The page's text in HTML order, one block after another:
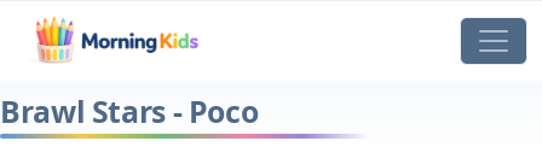
Brawl Stars - Poco